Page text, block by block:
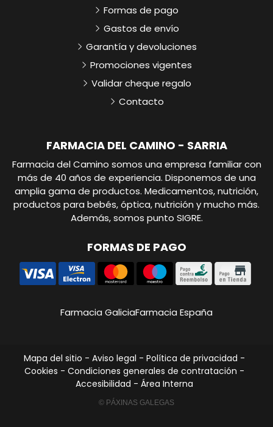
FARMACIA DEL CAMINO - SARRIA
Farmacia del Camino somos una empresa familiar con
más de 40 años de experiencia. Disponemos de una
amplia gama de productos. Medicamentos, nutrición,
productos para bebés, óptica, nutrición y mucho más.
Además, somos punto SIGRE.
FORMAS DE PAGO
Formas de pago
Gastos de envío
Garantía y devoluciones
Promociones vigentes
Validar cheque regalo
Contacto
Farmacia GaliciaFarmacia España
Mapa del sitio - Aviso legal - Política de privacidad -
Cookies - Condiciones generales de contratación -
Accesibilidad - Área Interna
© PÁXINAS GALEGAS